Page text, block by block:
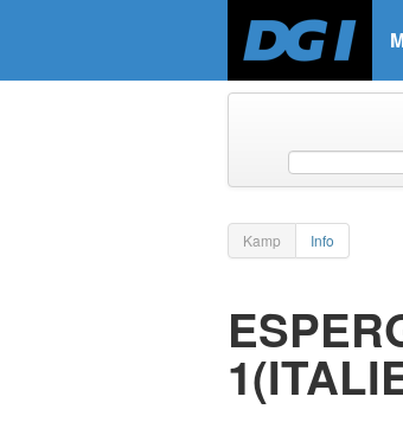
Kamp Info